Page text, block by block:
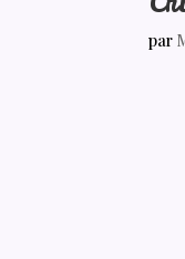
par